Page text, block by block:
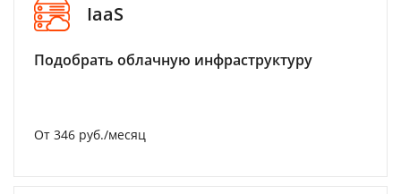
IaaS
Подобрать облачную инфраструктуру
От 346 руб./месяц